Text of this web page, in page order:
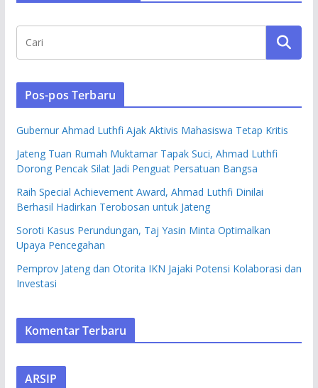
Pos-pos Terbaru
Gubernur Ahmad Luthfi Ajak Aktivis Mahasiswa Tetap Kritis
Jateng Tuan Rumah Muktamar Tapak Suci, Ahmad Luthfi
Dorong Pencak Silat Jadi Penguat Persatuan Bangsa
Raih Special Achievement Award, Ahmad Luthfi Dinilai
Berhasil Hadirkan Terobosan untuk Jateng
Soroti Kasus Perundungan, Taj Yasin Minta Optimalkan
Upaya Pencegahan
Pemprov Jateng dan Otorita IKN Jajaki Potensi Kolaborasi dan
Investasi
Komentar Terbaru
ARSIP